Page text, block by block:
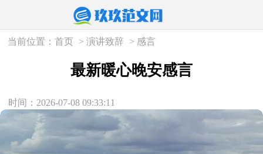
当前位置：首页 >演讲致辞 > 感言
最新暖心晚安感言
时间：2026-07-08 09:33:11